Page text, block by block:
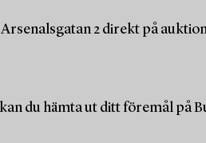
2 direkt på
du hämta ut ditt föremål på